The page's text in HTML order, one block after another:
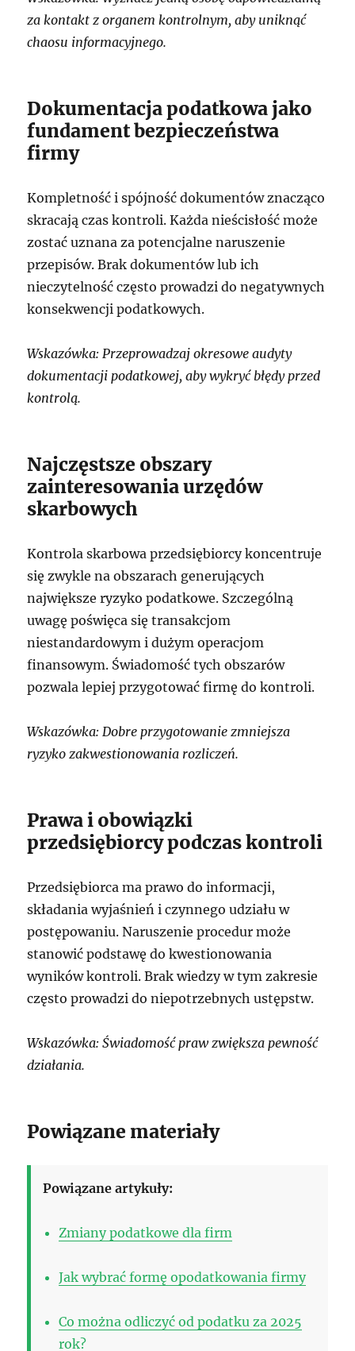
za kontakt z organem kontrolnym, aby uniknąć
chaosu informacyjnego.
Dokumentacja podatkowa jako
fundament bezpieczeństwa
firmy
Kompletność i spójność dokumentów znacząco
skracają czas kontroli. Każda nieścisłość może
zostać uznana za potencjalne naruszenie
przepisów. Brak dokumentów lub ich
nieczytelność często prowadzi do negatywnych
konsekwencji podatkowych.
Wskazówka: Przeprowadzaj okresowe audyty
dokumentacji podatkowej, aby wykryć błędy przed
kontrolą.
Najczęstsze obszary
zainteresowania urzędów
skarbowych
Kontrola skarbowa przedsiębiorcy koncentruje
się zwykle na obszarach generujących
największe ryzyko podatkowe. Szczególną
uwagę poświęca się transakcjom
niestandardowym i dużym operacjom
finansowym. Świadomość tych obszarów
pozwala lepiej przygotować firmę do kontroli.
Wskazówka: Dobre przygotowanie zmniejsza
ryzyko zakwestionowania rozliczeń.
Prawa i obowiązki
przedsiębiorcy podczas kontroli
Przedsiębiorca ma prawo do informacji,
składania wyjaśnień i czynnego udziału w
postępowaniu. Naruszenie procedur może
stanowić podstawę do kwestionowania
wyników kontroli. Brak wiedzy w tym zakresie
często prowadzi do niepotrzebnych ustępstw.
Wskazówka: Świadomość praw zwiększa pewność
działania.
Powiązane materiały
Powiązane artykuły:
Zmiany podatkowe dla firm
Jak wybrać formę opodatkowania firmy
Co można odliczyć od podatku za 2025
rok?